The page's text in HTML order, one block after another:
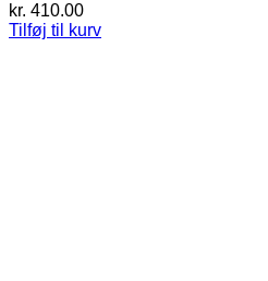
kr. 410.00
Tilføj til kurv